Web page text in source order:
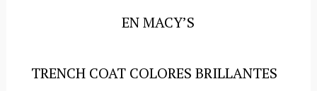
EN MACY’S
TRENCH COAT COLORES BRILLANTES